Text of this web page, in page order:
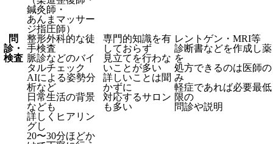
鍼灸師・
あんまマッサー
ジ指圧師）
問
診・
検査
整形外科的な徒
手検査
脈診などのバイ
タルチェック
AIによる姿勢分
析など
日常生活の背景
なども
詳しくヒアリン
グし
20〜30分ほどか
専門的知識を有
しておらず
見立てを行わな
いことが多い
詳しいことは聞
かずに
対応するサロン
も多い
レントゲン・MRI等
診断書などを作成し薬
を
処方できるのは医師の
み
軽症であれば必要最低
限の
問診や説明